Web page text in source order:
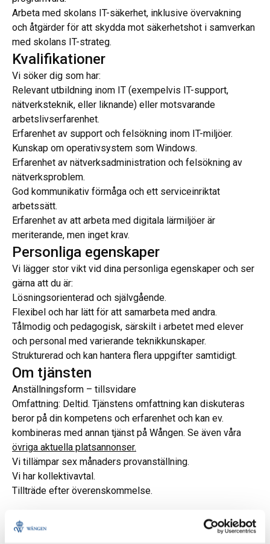
Arbeta med skolans IT-säkerhet, inklusive övervakning
och åtgärder för att skydda mot säkerhetshot i samverkan
med skolans IT-strateg.
Kvalifikationer
Vi söker dig som har:
Relevant utbildning inom IT (exempelvis IT-support,
nätverksteknik, eller liknande) eller motsvarande
arbetslivserfarenhet.
Erfarenhet av support och felsökning inom IT-miljöer.
Kunskap om operativsystem som Windows.
Erfarenhet av nätverksadministration och felsökning av
nätverksproblem.
God kommunikativ förmåga och ett serviceinriktat
arbetssätt.
Erfarenhet av att arbeta med digitala lärmiljöer är
meriterande, men inget krav.
Personliga egenskaper
Vi lägger stor vikt vid dina personliga egenskaper och ser
gärna att du är:
Lösningsorienterad och självgående.
Flexibel och har lätt för att samarbeta med andra.
Tålmodig och pedagogisk, särskilt i arbetet med elever
och personal med varierande teknikkunskaper.
Strukturerad och kan hantera flera uppgifter samtidigt.
Om tjänsten
Anställningsform – tillsvidare
Omfattning: Deltid. Tjänstens omfattning kan diskuteras
beror på din kompetens och erfarenhet och kan ev.
kombineras med annan tjänst på Wången. Se även våra
övriga aktuella platsannonser.
Vi tillämpar sex månaders provanställning.
Vi har kollektivavtal.
Tillträde efter överenskommelse.